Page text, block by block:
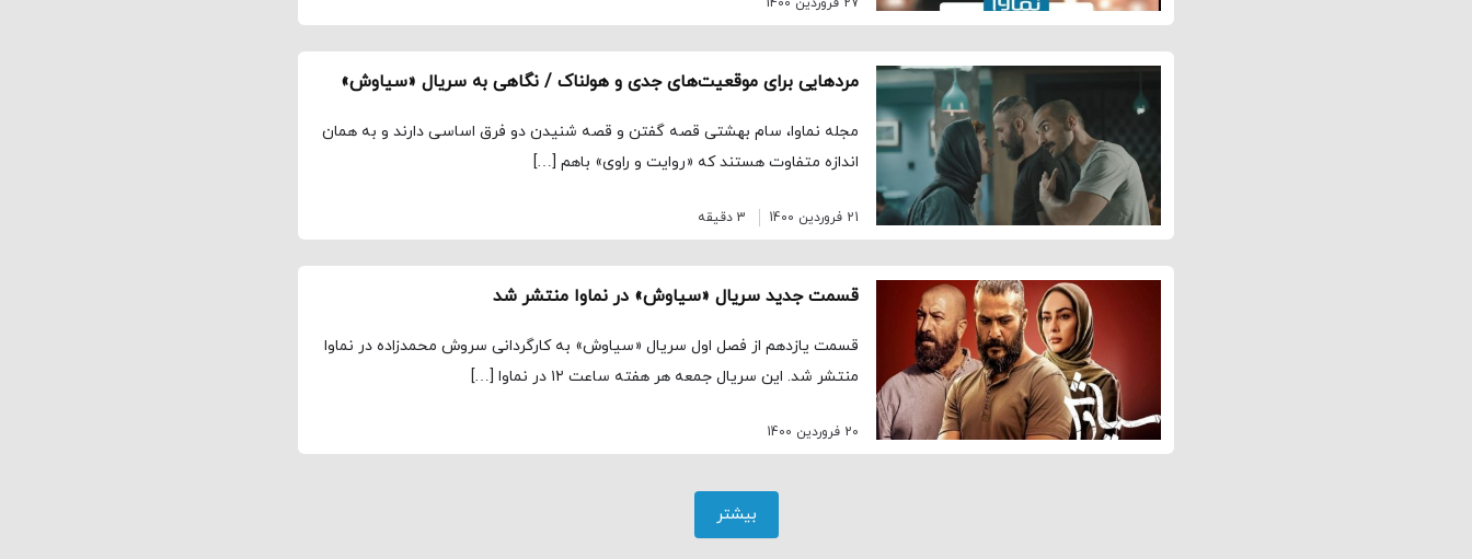
مردهایی برای موقعیت‌های جدی و هولناک / نگاهی به سريال «سياوش»
مجله نماوا، سام بهشتی قصه گفتن و قصه شنيدن دو فرق اساسی دارند و به همان
اندازه متفاوت هستند كه «روايت و راوی» باهم […]
21 فروردین 1400 3 دقیقه
قسمت جدید سریال «سیاوش» در نماوا منتشر شد
قسمت یازدهم از فصل اول سریال «سیاوش» به کارگردانی سروش محمدزاده در نماوا
منتشر شد. این سریال جمعه هر هفته ساعت ۱۲ در نماوا […]
20 فروردین 1400
بیشتر